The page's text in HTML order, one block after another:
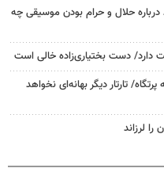
حلال و حرام بودن موسیقی چه
دارد/ دست بختیاری‌زاده خالی است
تارتار دیگر بهانه‌ای نخواهد